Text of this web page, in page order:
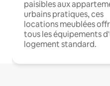
paisibles aux
urbains pratiques, ces
locations meublées
tous les équipements
logement standard.